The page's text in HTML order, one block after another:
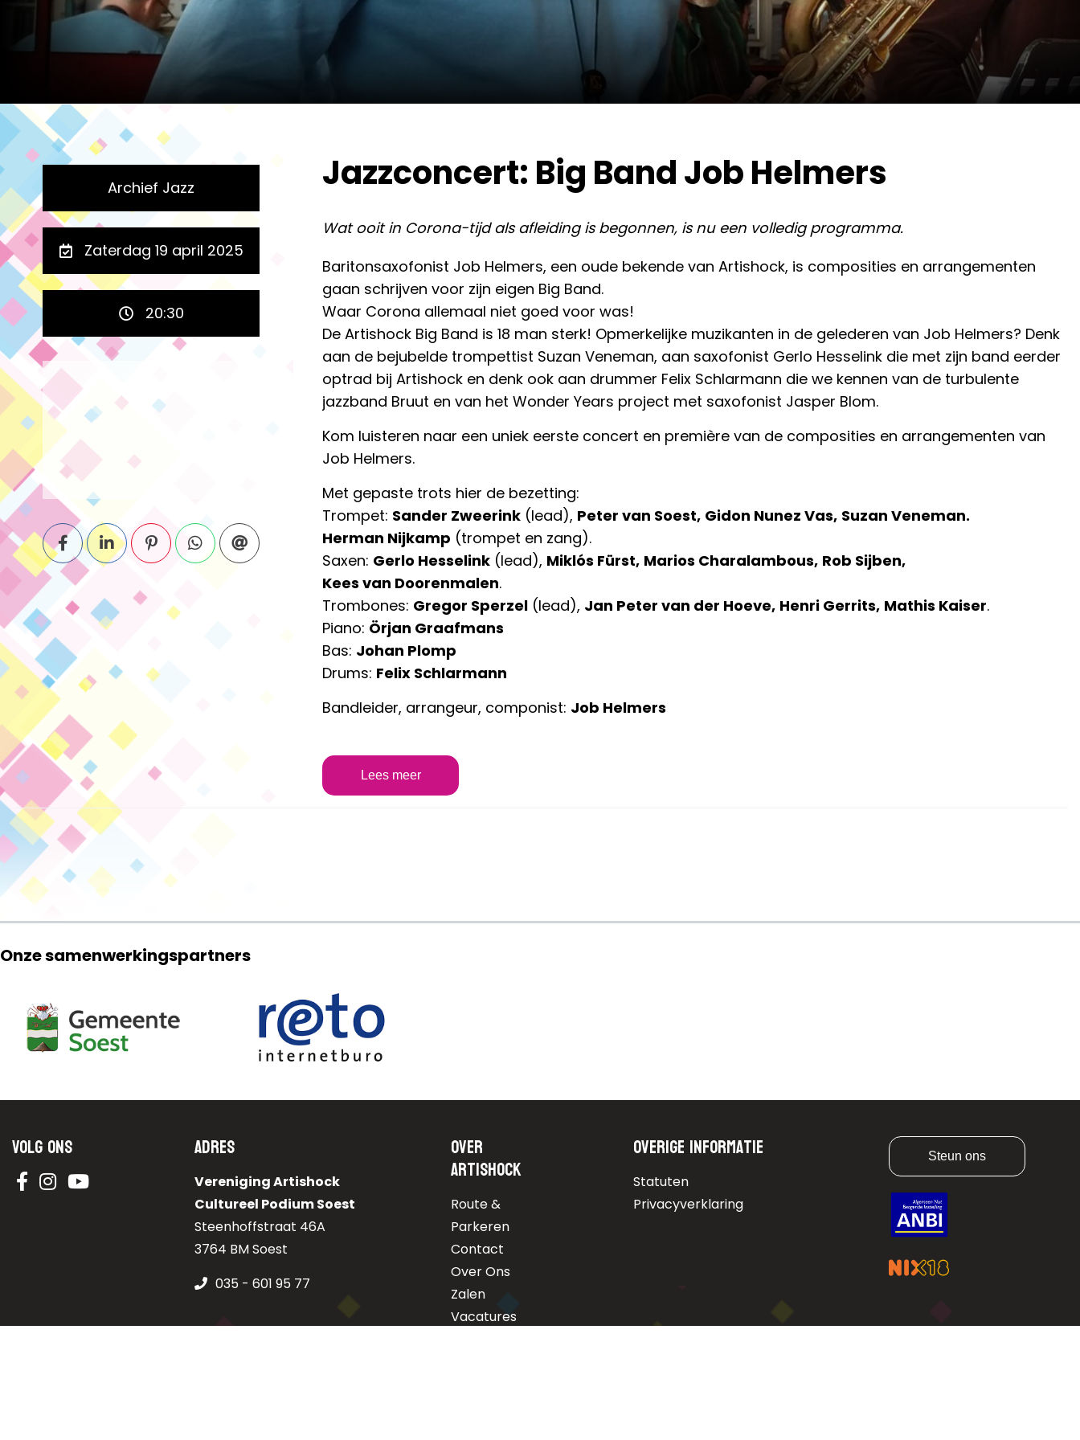
Archief Jazz
Zaterdag 19 april 2025
20:30
Jazzconcert: Big Band Job Helmers
Wat ooit in Corona-tijd als afleiding is begonnen, is nu een volledig programma.
Baritonsaxofonist Job Helmers, een oude bekende van Artishock, is composities en arrangementen
gaan schrijven voor zijn eigen Big Band.
Waar Corona allemaal niet goed voor was!
De Artishock Big Band is 18 man sterk! Opmerkelijke muzikanten in de gelederen van Job Helmers? Denk
aan de bejubelde trompettist Suzan Veneman, aan saxofonist Gerlo Hesselink die met zijn band eerder
optrad bij Artishock en denk ook aan drummer Felix Schlarmann die we kennen van de turbulente
jazzband Bruut en van het Wonder Years project met saxofonist Jasper Blom.
Kom luisteren naar een uniek eerste concert en première van de composities en arrangementen van
Job Helmers.
Met gepaste trots hier de bezetting:
Trompet: Sander Zweerink (lead), Peter van Soest, Gidon Nunez Vas, Suzan Veneman.
Herman Nijkamp (trompet en zang).
Saxen: Gerlo Hesselink (lead), Miklós Fürst, Marios Charalambous, Rob Sijben,
Kees van Doorenmalen.
Trombones: Gregor Sperzel (lead), Jan Peter van der Hoeve, Henri Gerrits, Mathis Kaiser.
Piano: Örjan Graafmans
Bas: Johan Plomp
Drums: Felix Schlarmann
Bandleider, arrangeur, componist: Job Helmers
Lees meer
Onze samenwerkingspartners
Volg ons Adres
Vereniging Artishock
Cultureel Podium Soest
Steenhoffstraat 46A
3764 BM Soest
035 - 601 95 77
Over
Artishock
Route &
Parkeren
Contact
Over Ons
Zalen
Vacatures
Overige informatie
Statuten
Privacyverklaring
Steun ons